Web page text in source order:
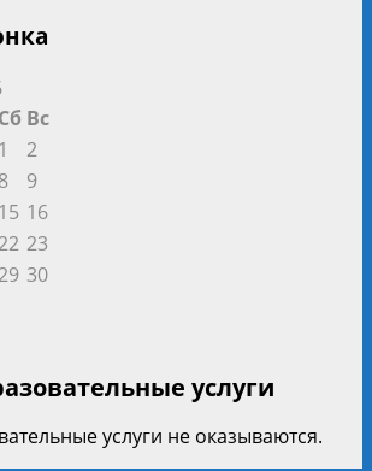
Сб Вс
1
2
8
9
15 16
22 23
29 30
услуги
услуги не оказываются.